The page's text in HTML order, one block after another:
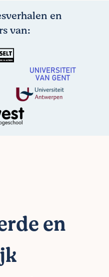
en
van:
en